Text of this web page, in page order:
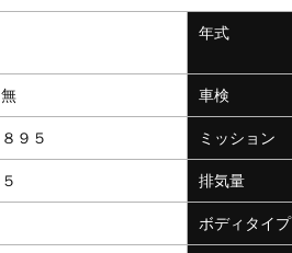
年式
無 車検
８９５ ミッション
５ 排気量
ボディタイプ